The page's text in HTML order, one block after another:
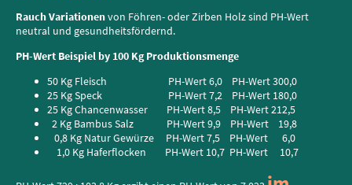
Rauch Variationenvon Föhren- oder Zirben Holz sind PH-Wert
neutral und gesundheitsfördernd.
PH-Wert Beispiel by 100 Kg Produktionsmenge
50 Kg Fleisch PH-Wert 6,0 PH-Wert 300,0
25 Kg Speck PH-Wert 7,2 PH-Wert 180,0
25 Kg Chancenwasser PH-Wert 8,5 PH-Wert 212,5
2 Kg Bambus Salz PH-Wert 9,9 PH-Wert 19,8
0,8 Kg Natur Gewürze PH-Wert 7,5 PH-Wert 6,0
1,0 Kg Haferflocken PH-Wert 10,7 PH-Wert 10,7